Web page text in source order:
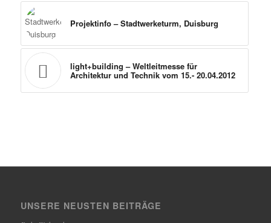
Projektinfo – Stadtwerketurm, Duisburg
light+building – Weltleitmesse für
Architektur und Technik vom 15.- 20.04.2012
UNSERE NEUSTEN BEITRÄGE